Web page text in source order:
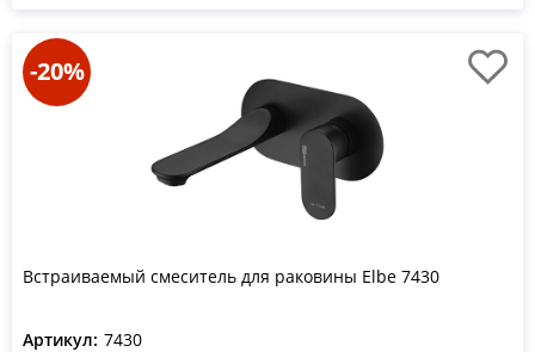
-20%
Встраиваемый смеситель для раковины Elbe 7430
Артикул: 7430